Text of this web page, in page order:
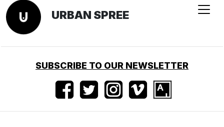
URBAN SPREE
SUBSCRIBE TO OUR NEWSLETTER